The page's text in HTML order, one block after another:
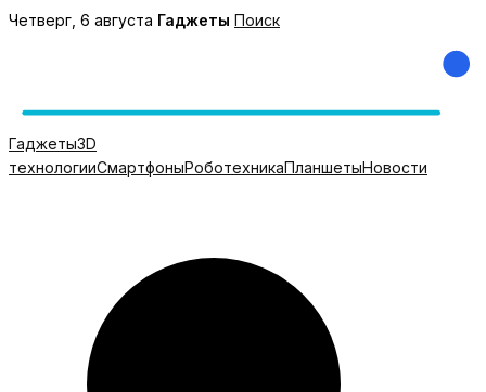
Перейти
Четверг, 6 августа Гаджеты Поиск
Гаджеты3D
технологииСмартфоныРоботехникаПланшетыНовости